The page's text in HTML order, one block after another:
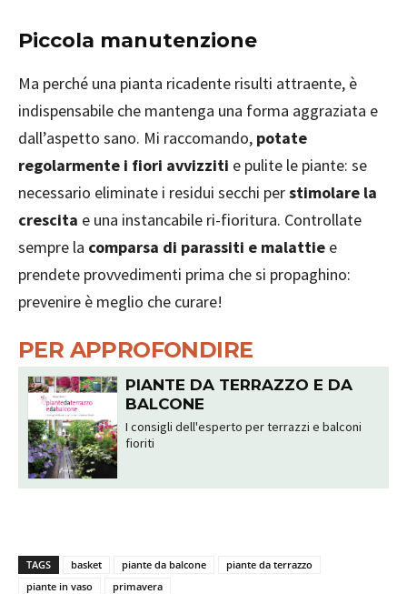
Piccola manutenzione
Ma perché una pianta ricadente risulti attraente, è
indispensabile che mantenga una forma aggraziata e
dall’aspetto sano. Mi raccomando, potate
regolarmente i fiori avvizziti e pulite le piante: se
necessario eliminate i residui secchi perstimolare la
crescita e una instancabile ri-fioritura. Controllate
sempre la comparsa di parassiti e malattie e
prendete provvedimenti prima che si propaghino:
prevenire è meglio che curare!
PER APPROFONDIRE
PIANTE DA TERRAZZO E DA
BALCONE
I consigli dell'esperto per terrazzi e balconi
fioriti
TAGS basket piante da balcone
piante da terrazzo
piante in vaso
primavera